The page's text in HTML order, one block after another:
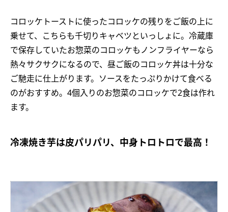
コロッケトーストに使ったコロッケの残りをご飯の上に
乗せて、こちらも千切りキャベツといっしょに。冷蔵庫
で保存していたお惣菜のコロッケもノンフライヤーなら
熱々サクサクになるので、昼ご飯のコロッケ丼は十分な
ご馳走に仕上がります。ソースをたっぷりかけて食べる
のがおすすめ。4個入りのお惣菜のコロッケで2食は作れ
ます。
冷凍焼き芋は皮パリパリ、中身トロトロで最高！